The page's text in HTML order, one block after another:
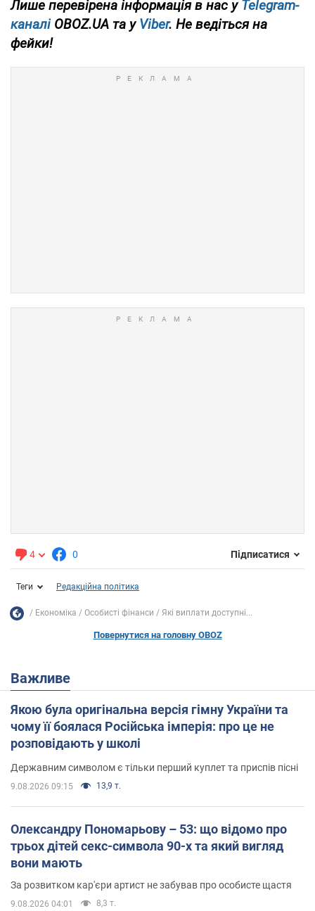
Лише перевірена інформація в нас уTelegram-
каналіOBOZ.UA та уViber. Не ведіться на
фейки!
4 0 Підписатися
Теги Редакційна політика
Економіка Особисті фінанси Які виплати доступні...
Повернутися на головну OBOZ
Важливе
Якою була оригінальна версія гімну України та
чому її боялася Російська імперія: про це не
розповідають у школі
Державним символом є тільки перший куплет та приспів пісні
9.08.2026 09:15 13,9 т.
Олександру Пономарьову – 53: що відомо про
трьох дітей секс-символа 90-х та який вигляд
вони мають
За розвитком кар'єри артист не забував про особисте щастя
9.08.2026 04:01 8,3 т.